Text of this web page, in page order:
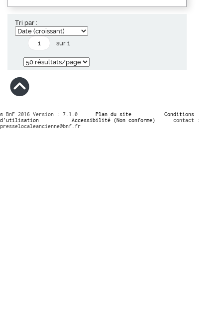
Tri par :
sur 1
© BnF 2016 Version : 7.1.0 Plan du site
Conditions
d’utilisation
Accessibilité (Non conforme)
contact :
presselocaleancienne@bnf.fr